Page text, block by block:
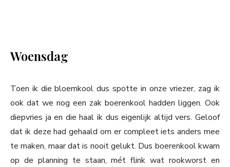
Woensdag
Toen ik die bloemkool dus spotte in onze vriezer, zag ik
ook dat we nog een zak boerenkool hadden liggen. Ook
diepvries ja en die haal ik dus eigenlijk altijd vers. Geloof
dat ik deze had gehaald om er compleet iets anders mee
te maken, maar dat is nooit gelukt. Dus boerenkool kwam
op de planning te staan, mét flink wat rookworst en